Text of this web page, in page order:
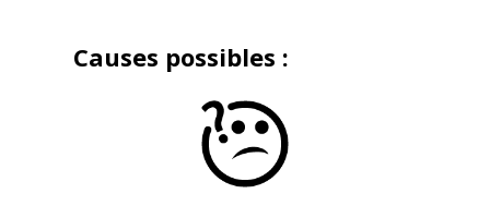
Causes possibles :